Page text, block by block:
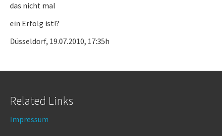
das nicht mal
ein Erfolg ist!?
Düsseldorf, 19.07.2010, 17:35h
Related Links
Impressum